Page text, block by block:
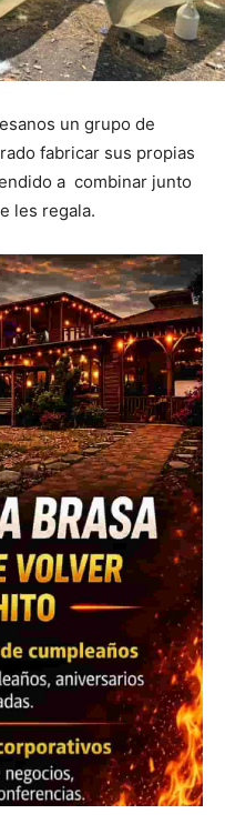
un grupo de
fabricar sus propias
a combinar junto
les regala.